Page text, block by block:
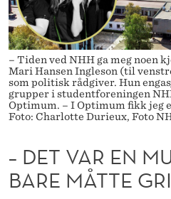
A
R
E
N
M
L
M
E
N
Y
S
T
E
D
E
Om Bulletin
– Tiden ved NHH ga meg noen
Mari Hansen Ingleson (til
som politisk rådgiver. Hun
grupper i studentforeningen
Optimum. – I Optimum fikk jeg
Foto: Charlotte Durieux, Foto
– DET VAR EN
BARE MÅTTE